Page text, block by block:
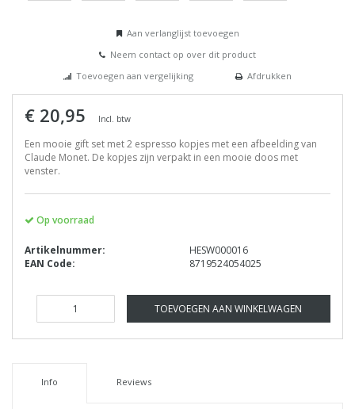
Aan verlanglijst toevoegen
Neem contact op over dit product
Toevoegen aan vergelijking
Afdrukken
€ 20,95 Incl. btw
Een mooie gift set met 2 espresso kopjes met een afbeelding van
Claude Monet. De kopjes zijn verpakt in een mooie doos met
venster.
Op voorraad
Artikelnummer:
HESW000016
EAN Code:
8719524054025
TOEVOEGEN AAN WINKELWAGEN
Info Reviews